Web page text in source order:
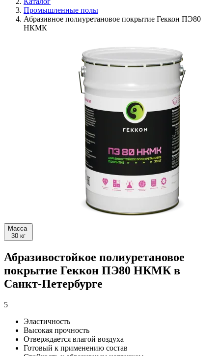
Промышленные полы
Абразивное полиуретановое покрытие Геккон ПЭ80
НКМК
Масса
30 кг
Абразивостойкое полиуретановое
покрытие Геккон ПЭ80 НКМК в
Санкт-Петербурге
5
Эластичность
Высокая прочность
Отверждается влагой воздуха
Готовый к применению состав